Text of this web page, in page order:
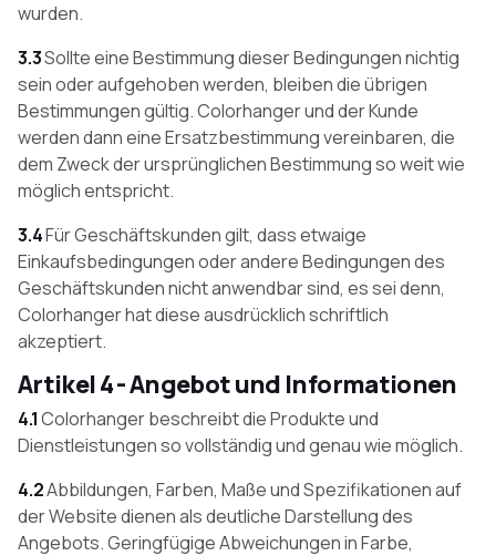
wurden.
3.3Sollte eine Bestimmung dieser Bedingungen nichtig
sein oder aufgehoben werden, bleiben die übrigen
Bestimmungen gültig. Colorhanger und der Kunde
werden dann eine Ersatzbestimmung vereinbaren, die
dem Zweck der ursprünglichen Bestimmung so weit wie
möglich entspricht.
3.4Für Geschäftskunden gilt, dass etwaige
Einkaufsbedingungen oder andere Bedingungen des
Geschäftskunden nicht anwendbar sind, es sei denn,
Colorhanger hat diese ausdrücklich schriftlich
akzeptiert.
Artikel 4 - Angebot und Informationen
4.1Colorhanger beschreibt die Produkte und
Dienstleistungen so vollständig und genau wie möglich.
4.2Abbildungen, Farben, Maße und Spezifikationen auf
der Website dienen als deutliche Darstellung des
Angebots. Geringfügige Abweichungen in Farbe,